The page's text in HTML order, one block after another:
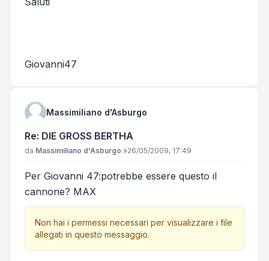
Giovanni47
Massimiliano d'Asburgo
Re: DIE GROSS BERTHA
Messaggio
da Massimiliano d'Asburgo »26/05/2009, 17:49
Per Giovanni 47:potrebbe essere questo il
cannone? MAX
Non hai i permessi necessari per visualizzare i file
allegati in questo messaggio.